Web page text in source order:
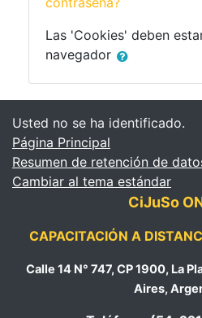
Las 'Cookies' deben
navegador
Usted no se ha identificado.
Página Principal
Resumen de retención de
Cambiar al tema estándar
CiJuSo
CAPACITACIÓN A
Calle 14 N° 747, CP 1900, La
Aires,